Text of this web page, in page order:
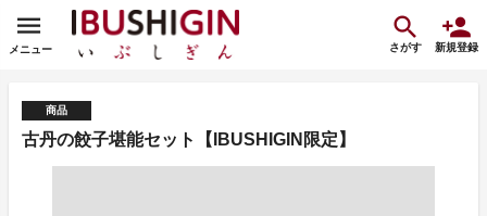
メニュー さがす 新規登録
商品
古丹の餃子堪能セット【IBUSHIGIN限定】